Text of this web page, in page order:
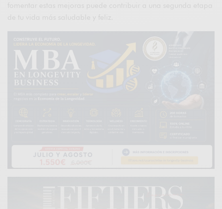
fomentar estas mejoras puede contribuir a una segunda etapa
de tu vida más saludable y feliz.